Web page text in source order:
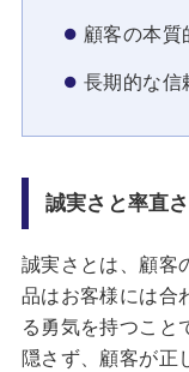
顧客の本質
長期的な信
誠実さと率直
誠実さとは、顧客
品はお客様には合
る勇気を持つこと
隠さず、顧客が正